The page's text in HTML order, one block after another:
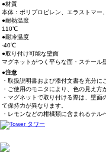
●材質
本体：ポリプロピレン、エラストマー
●耐熱温度
110℃
●耐冷温度
-40℃
●取り付け可能な壁面
マグネットがつく平らな面・スチール
●注意
・取扱説明書および添付文書を充分
・ご使用のモニタにより、色の見え方
・マグネットで取り付ける際は、壁
て保持力が異なります。
・レモンなどの柑橘類に含まれるテル